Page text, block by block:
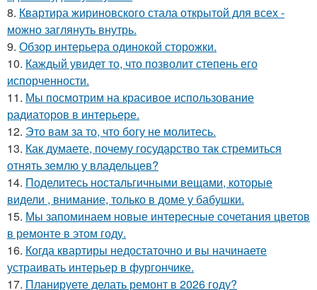
8. Квартира жириновского стала открытой для всех -
можно заглянуть внутрь.
9. Обзор интерьера одинокой сторожки.
10. Каждый увидет то, что позволит степень его
испорченности.
11. Мы посмотрим на красивое использование
радиаторов в интерьере.
12. Это вам за то, что богу не молитесь.
13. Как думаете, почему государство так стремиться
отнять землю у владельцев?
14. Поделитесь ностальгичными вещами, которые
видели , внимание, только в доме у бабушки.
15. Мы запоминаем новые интересные сочетания цветов
в ремонте в этом году.
16. Когда квартиры недостаточно и вы начинаете
устраивать интерьер в фургончике.
17. Планируете делать ремонт в 2026 году?